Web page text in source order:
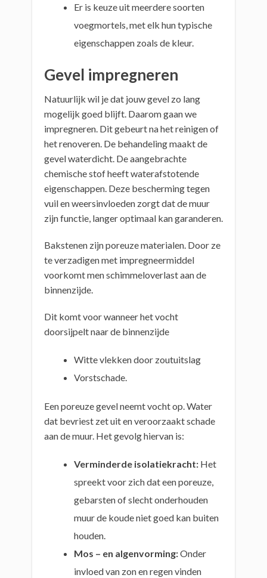
Er is keuze uit meerdere soorten
voegmortels, met elk hun typische
eigenschappen zoals de kleur.
Gevel impregneren
Natuurlijk wil je dat jouw gevel zo lang
mogelijk goed blijft. Daarom gaan we
impregneren. Dit gebeurt na het reinigen of
het renoveren. De behandeling maakt de
gevel waterdicht. De aangebrachte
chemische stof heeft waterafstotende
eigenschappen. Deze bescherming tegen
vuil en weersinvloeden zorgt dat de muur
zijn functie, langer optimaal kan garanderen.
Bakstenen zijn poreuze materialen. Door ze
te verzadigen met impregneermiddel
voorkomt men schimmeloverlast aan de
binnenzijde.
Dit komt voor wanneer het vocht
doorsijpelt naar de binnenzijde
Witte vlekken door zoutuitslag
Vorstschade.
Een poreuze gevel neemt vocht op. Water
dat bevriest zet uit en veroorzaakt schade
aan de muur. Het gevolg hiervan is:
Verminderde isolatiekracht: Het
spreekt voor zich dat een poreuze,
gebarsten of slecht onderhouden
muur de koude niet goed kan buiten
houden.
Mos – en algenvorming:Onder
invloed van zon en regen vinden